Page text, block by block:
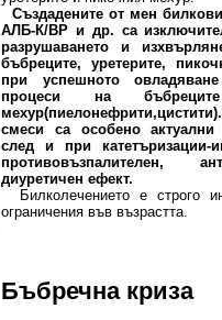
Създадените от мен
АЛБ-К/ВР и др. са
разрушаването и
бъбреците, уретерите,
при успешното
процеси на
смеси са особено актуални
след и при катетъризации-
противовъзпалителен,
диуретичен ефект.
Билколечението е строго
ограничения във възрастта.
Бъбречна криза